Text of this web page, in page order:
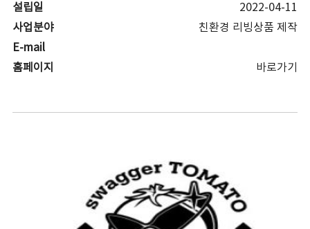
설립일
2022-04-11
사업분야
친환경 리빙상품 제작
E-mail
홈페이지
바로가기